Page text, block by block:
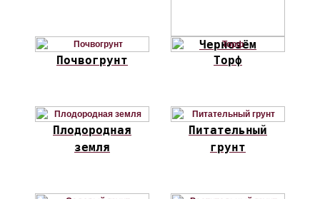
Чернозём
Почвогрунт
Торф
Плодородная
земля
Питательный
грунт